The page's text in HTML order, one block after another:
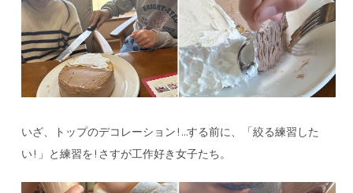
いざ、トップのデコレーション!…する前に、「絞る練習した
い!」と練習を!さすが工作好き女子たち。